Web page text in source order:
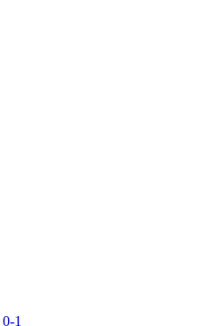
0-1